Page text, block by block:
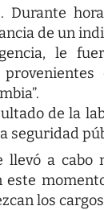
Durante
de un
le
de la
seguridad
llevó a cabo
este
los